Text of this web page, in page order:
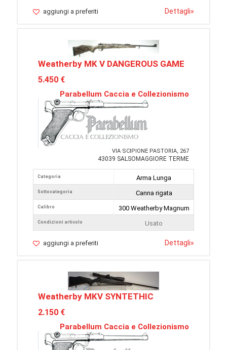
aggiungi a preferiti Dettagli»
Weatherby MK V DANGEROUS GAME
5.450 €
Parabellum Caccia e Collezionismo
VIA SCIPIONE PASTORIA, 267
43039 SALSOMAGGIORE TERME
Categoria
Sottocategoria
Calibro
Condizioni articolo
Arma Lunga
Canna rigata
300 Weatherby Magnum
Usato
aggiungi a preferiti Dettagli»
Weatherby MKV SYNTETHIC
2.150 €
Parabellum Caccia e Collezionismo